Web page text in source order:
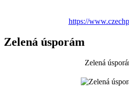
https://
Zelená úsporám
Zelená